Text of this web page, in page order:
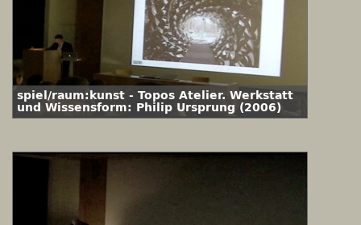
spiel/raum:kunst - Topos Atelier. Werkstatt
und Wissensform: Philip Ursprung (2006)